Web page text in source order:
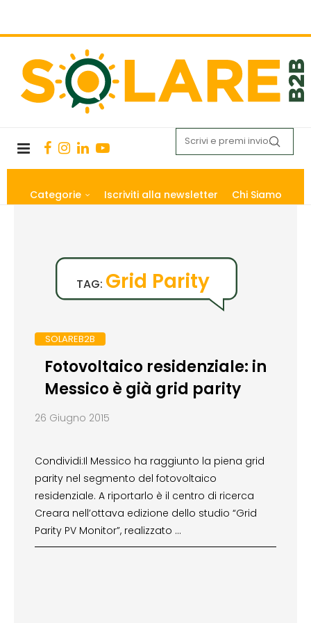
Categorie Iscriviti alla newsletter Chi Siamo
TAG: Grid Parity
SOLAREB2B
Fotovoltaico residenziale: in
Messico è già grid parity
26 Giugno 2015
Condividi:Il Messico ha raggiunto la piena grid
parity nel segmento del fotovoltaico
residenziale. A riportarlo è il centro di ricerca
Creara nell’ottava edizione dello studio “Grid
Parity PV Monitor”, realizzato …